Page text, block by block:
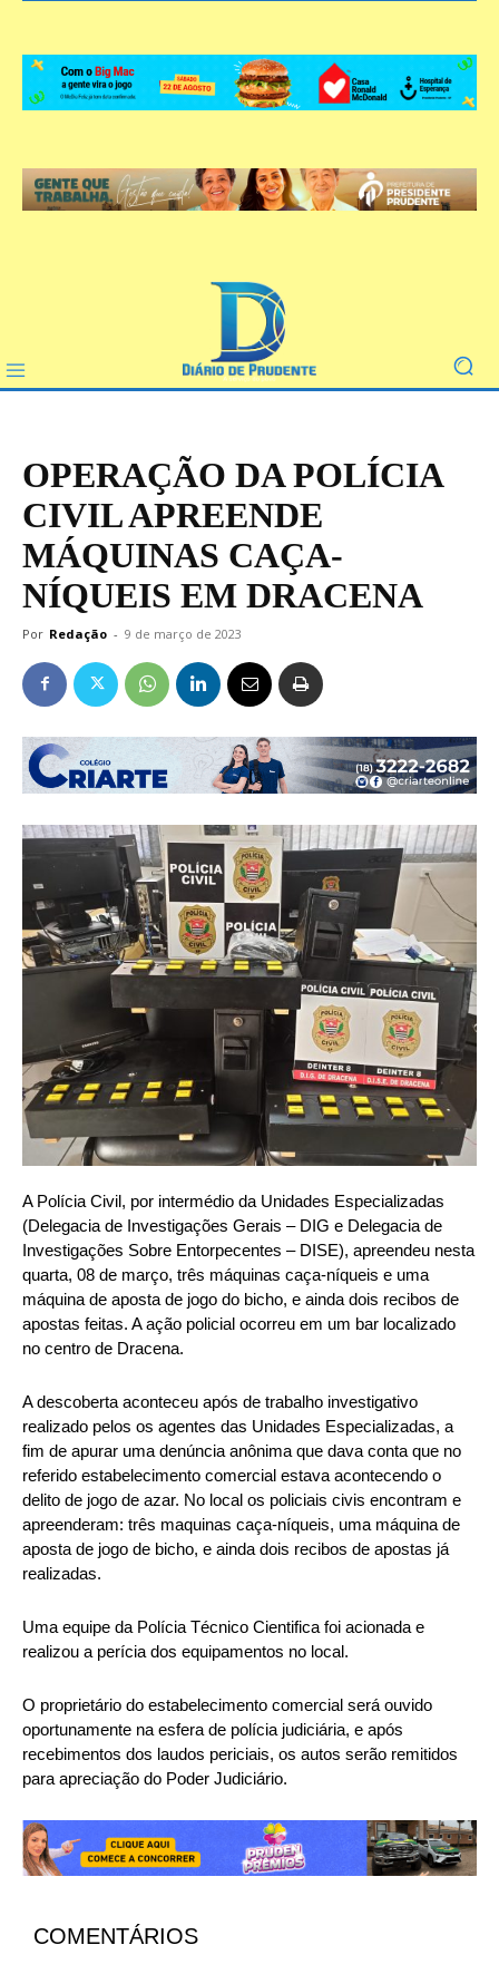
OPERAÇÃO DA POLÍCIA
CIVIL APREENDE
MÁQUINAS CAÇA-
NÍQUEIS EM DRACENA
Por Redação - 9 de março de 2023
A Polícia Civil, por intermédio da Unidades Especializadas
(Delegacia de Investigações Gerais – DIG e Delegacia de
Investigações Sobre Entorpecentes – DISE), apreendeu nesta
quarta, 08 de março, três máquinas caça-níqueis e uma
máquina de aposta de jogo do bicho, e ainda dois recibos de
apostas feitas. A ação policial ocorreu em um bar localizado
no centro de Dracena.
A descoberta aconteceu após de trabalho investigativo
realizado pelos os agentes das Unidades Especializadas, a
fim de apurar uma denúncia anônima que dava conta que no
referido estabelecimento comercial estava acontecendo o
delito de jogo de azar. No local os policiais civis encontram e
apreenderam: três maquinas caça-níqueis, uma máquina de
aposta de jogo de bicho, e ainda dois recibos de apostas já
realizadas.
Uma equipe da Polícia Técnico Cientifica foi acionada e
realizou a perícia dos equipamentos no local.
O proprietário do estabelecimento comercial será ouvido
oportunamente na esfera de polícia judiciária, e após
recebimentos dos laudos periciais, os autos serão remitidos
para apreciação do Poder Judiciário.
COMENTÁRIOS